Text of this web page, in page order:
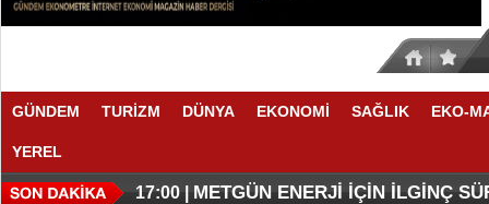
GÜNDEM TURİZM DÜNYA EKONOMİ SAĞLIK EKO-
YEREL
17:11 |O ANLAŞMADA NELER VAR
17:08 |O TAHMİNDE YÜKSELME VAR
17:00 | METGÜN ENERJİ İÇİN İLGİNÇ